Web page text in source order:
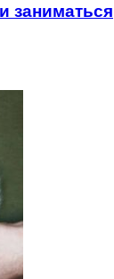
заниматься